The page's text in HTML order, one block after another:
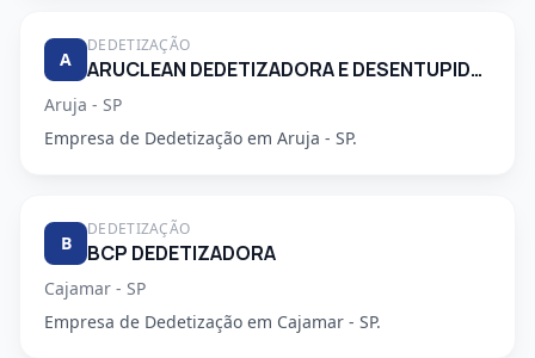
A
DEDETIZAÇÃO
ARUCLEAN DEDETIZADORA E DESENTUPIDORA
Aruja - SP
Empresa de Dedetização em Aruja - SP.
B
DEDETIZAÇÃO
BCP DEDETIZADORA
Cajamar - SP
Empresa de Dedetização em Cajamar - SP.